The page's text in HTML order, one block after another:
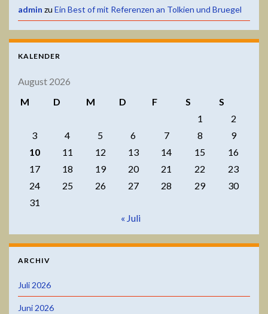
admin zu Ein Best of mit Referenzen an Tolkien und Bruegel
KALENDER
August 2026
M
D M D F S
S
1
2
3
4 5 6 7 8
9
10
11 12 13 14 15
16
17
18 19 20 21 22
23
24
25 26 27 28 29
30
31
« Juli
ARCHIV
Juli 2026
Juni 2026